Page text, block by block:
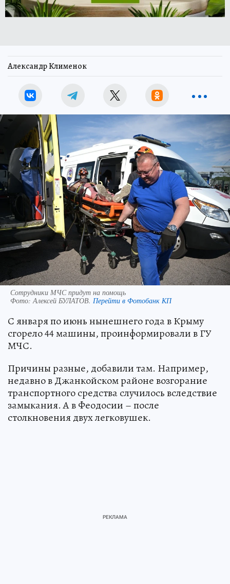
Александр Клименок
Сотрудники МЧС придут на помощь
Фото: Алексей БУЛАТОВ. Перейти в Фотобанк КП
С января по июнь нынешнего года в Крыму
сгорело 44 машины, проинформировали в ГУ
МЧС.
Причины разные, добавили там. Например,
недавно в Джанкойском районе возгорание
транспортного средства случилось вследствие
замыкания. А в Феодосии – после
столкновения двух легковушек.